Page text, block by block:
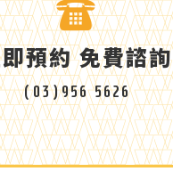
預約 免費諮詢
(03)956 5626